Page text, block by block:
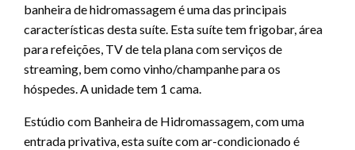
banheira de hidromassagem é uma das principais
características desta suíte. Esta suíte tem frigobar, área
para refeições, TV de tela plana com serviços de
streaming, bem como vinho/champanhe para os
hóspedes. A unidade tem 1 cama.
Estúdio com Banheira de Hidromassagem, com uma
entrada privativa, esta suíte com ar-condicionado é